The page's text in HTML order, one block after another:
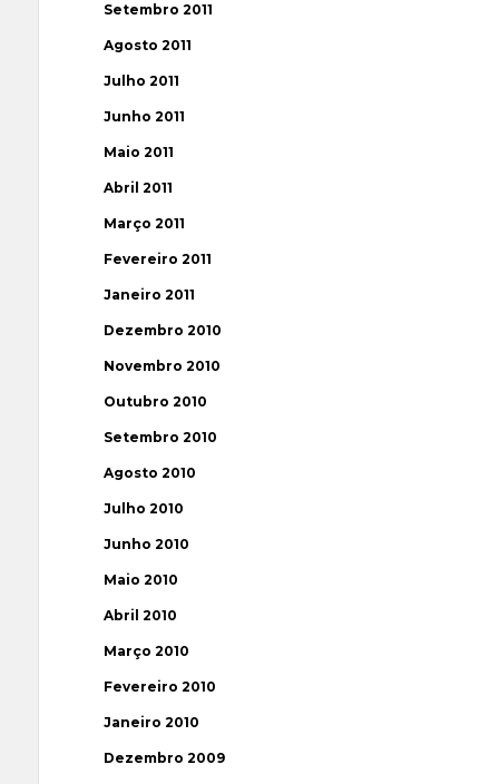
Setembro 2011
Agosto 2011
Julho 2011
Junho 2011
Maio 2011
Abril 2011
Março 2011
Fevereiro 2011
Janeiro 2011
Dezembro 2010
Novembro 2010
Outubro 2010
Setembro 2010
Agosto 2010
Julho 2010
Junho 2010
Maio 2010
Abril 2010
Março 2010
Fevereiro 2010
Janeiro 2010
Dezembro 2009